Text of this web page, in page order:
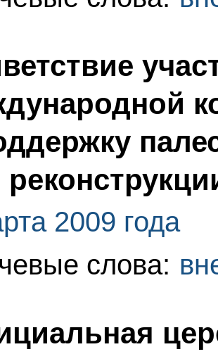
2009 года
слова: